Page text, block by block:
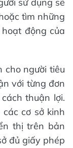
tìm những
động của
cho người tiêu
với từng đơn
thuận lợi.
cơ sở kinh
thị trên bản
đủ giấy phép